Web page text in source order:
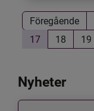
Föregående
17
18 19
Nyheter